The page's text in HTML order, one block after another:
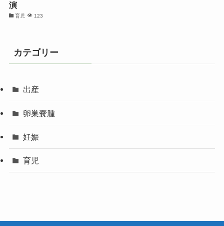
演
育児 123
カテゴリー
出産
卵巣嚢腫
妊娠
育児